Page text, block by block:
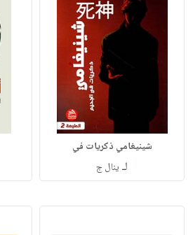
شينيغامي ذكريات في
لـ ينال ج